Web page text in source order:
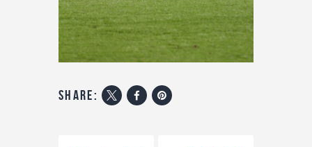
share: